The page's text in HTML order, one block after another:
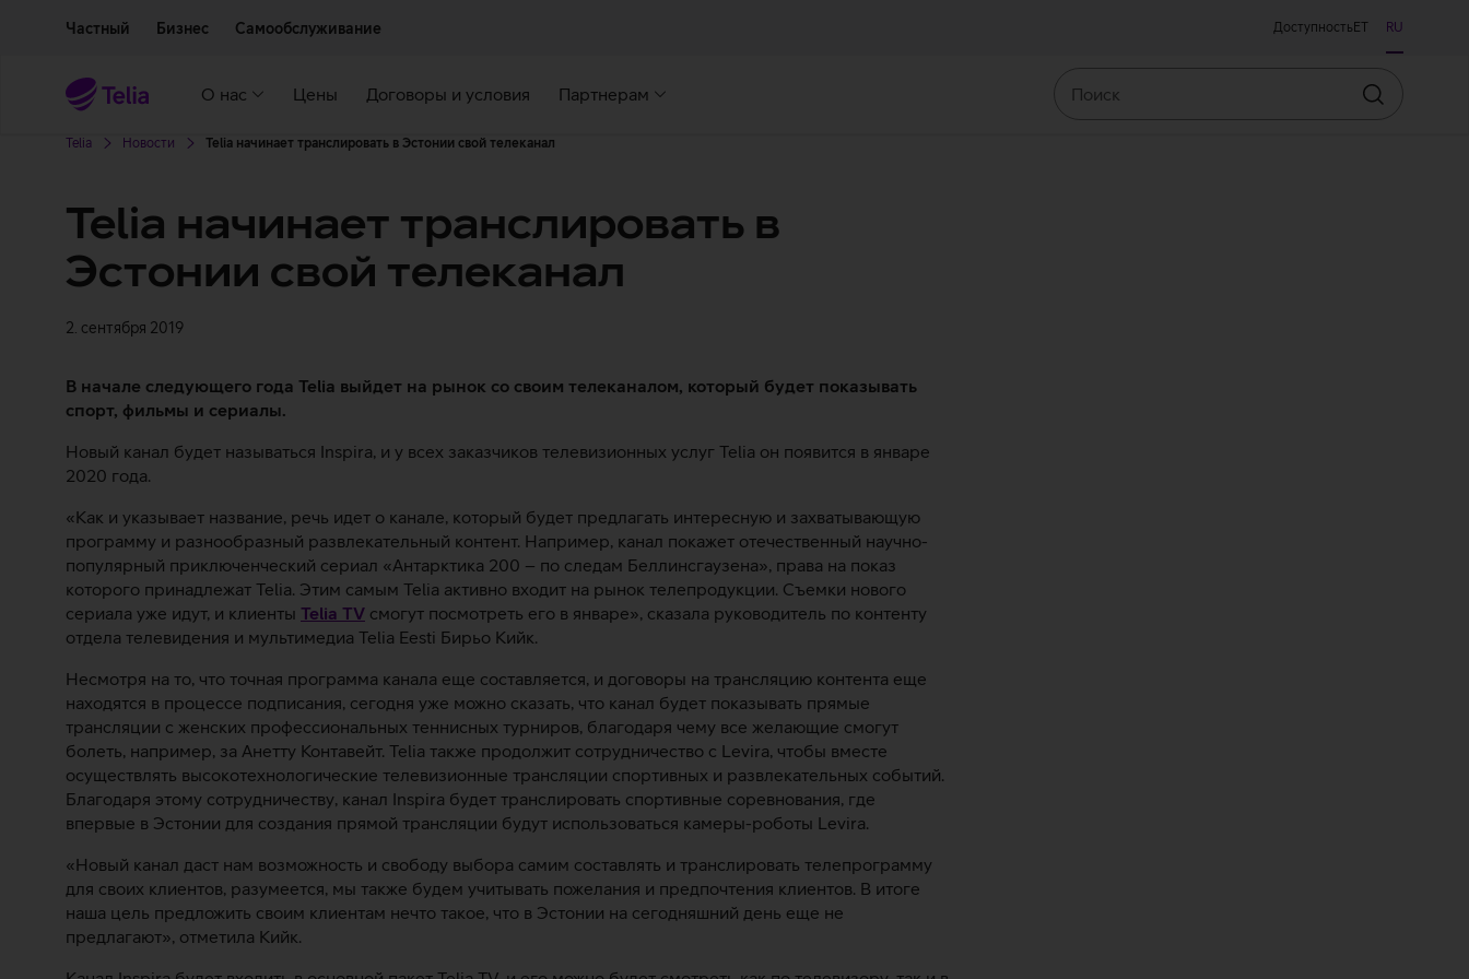
Частный Бизнес Самообслуживание Доступность ET RU
О нас Цены Договоры и условия Партнерам
Искать
Telia Новости Telia начинает транслировать в Эстонии свой телеканал
Telia начинает транслировать в
Эстонии свой телеканал
2. сентября 2019
В начале следующего года Telia выйдет на рынок со своим телеканалом, который будет показывать
спорт, фильмы и сериалы.
Новый канал будет называться Inspira, и у всех заказчиков телевизионных услуг Telia он появится в январе
2020 года.
«Как и указывает название, речь идет о канале, который будет предлагать интересную и захватывающую
программу и разнообразный развлекательный контент. Например, канал покажет отечественный научно-
популярный приключенческий сериал «Антарктика 200 – по следам Беллинсгаузена», права на показ
которого принадлежат Telia. Этим самым Telia активно входит на рынок телепродукции. Съемки нового
сериала уже идут, и клиенты Telia TV смогут посмотреть его в январе», сказала руководитель по контенту
отдела телевидения и мультимедиа Telia Eesti Бирьо Кийк.
Несмотря на то, что точная программа канала еще составляется, и договоры на трансляцию контента еще
находятся в процессе подписания, сегодня уже можно сказать, что канал будет показывать прямые
трансляции с женских профессиональных теннисных турниров, благодаря чему все желающие смогут
болеть, например, за Анетту Контавейт. Telia также продолжит сотрудничество с Levira, чтобы вместе
осуществлять высокотехнологические телевизионные трансляции спортивных и развлекательных событий.
Благодаря этому сотрудничеству, канал Inspira будет транслировать спортивные соревнования, где
впервые в Эстонии для создания прямой трансляции будут использоваться камеры-роботы Levira.
«Новый канал даст нам возможность и свободу выбора самим составлять и транслировать телепрограмму
для своих клиентов, разумеется, мы также будем учитывать пожелания и предпочтения клиентов. В итоге
наша цель предложить своим клиентам нечто такое, что в Эстонии на сегодняшний день еще не
предлагают», отметила Кийк.